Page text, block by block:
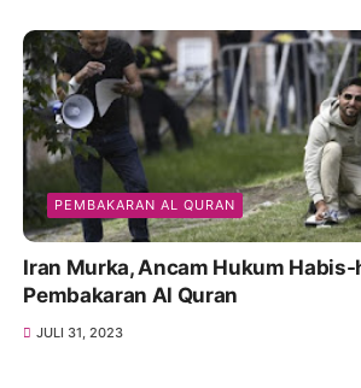
PEMBAKARAN AL QURAN
Iran Murka, Ancam Hukum
Pembakaran Al Quran
JULI 31, 2023